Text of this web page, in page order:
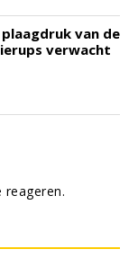
van de
verwacht